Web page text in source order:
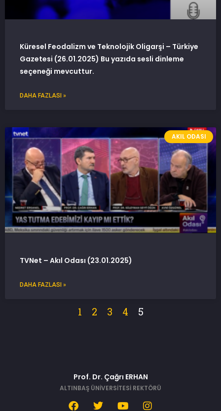
Küresel Feodalizm ve Teknolojik Oligarşi – Türkiye
Gazetesi (26.01.2025) Bu yazıda sesli dinleme
seçeneği mevcuttur.
DAHA FAZLASI »
AKIL ODASI
TVNet – Akıl Odası (23.01.2025)
DAHA FAZLASI »
1 2 3 4 5
Prof. Dr. Çağrı ERHAN
ALTINBAŞ ÜNİVERSİTESİ REKTÖRÜ